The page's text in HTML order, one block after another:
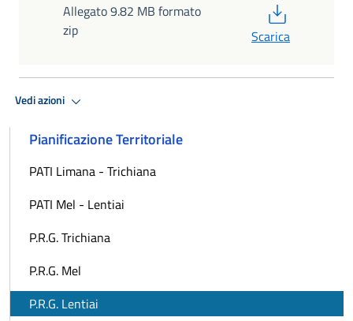
Allegato 9.82 MB formato
zip
Scarica
Vedi azioni
Pianificazione Territoriale
PATI Limana - Trichiana
PATI Mel - Lentiai
P.R.G. Trichiana
P.R.G. Mel
P.R.G. Lentiai